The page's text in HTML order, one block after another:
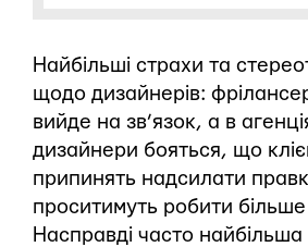
Найбільші страхи та
щодо дизайнерів:
вийде на зв’язок, а в
дизайнери бояться, що
припинять надсилати
проситимуть робити
Насправді часто